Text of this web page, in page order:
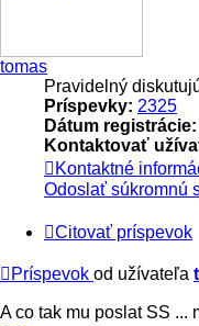
tomas
Pravidelný
Príspevky: 2325
Dátum registrácie:
Kontaktovať
Kontaktné
Odoslať súkromnú
Citovať príspevok
Príspevok od užívateľa
A co tak mu poslat SS ...